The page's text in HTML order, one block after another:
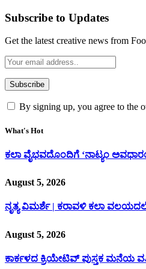
Subscribe to Updates
Get the latest creative news from
By signing up, you agree to the
What's Hot
ಕಲಾ ವೈಭವದೊಂದಿಗೆ ‘ನಾಟ್ಯಂ
August 5, 2026
ನೃತ್ಯ ವಿಮರ್ಶೆ | ಕರಾವಳಿ ಕಲಾ
August 5, 2026
ಕಾರ್ಕಳದ ಕ್ರಿಯೇಟಿವ್ ಪುಸ್ತಕ ಮನೆಯ